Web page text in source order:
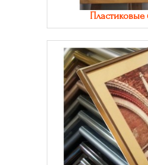
Пластиковые